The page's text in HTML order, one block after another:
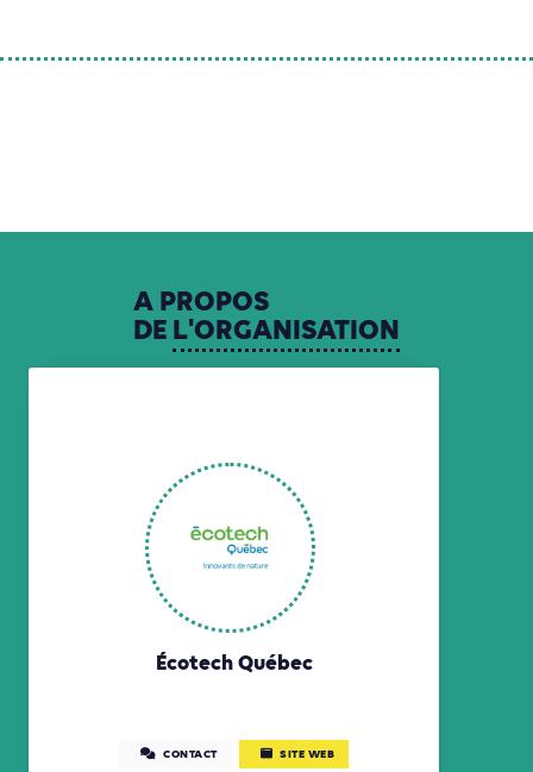
A PROPOS
DE L'ORGANISATION
Écotech Québec
CONTACT SITE WEB